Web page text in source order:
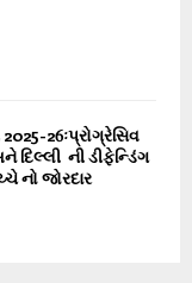
26ઃપ્રોગ્રેસિવ
ની ડીફેન્ડિંગ
નો જોરદાર